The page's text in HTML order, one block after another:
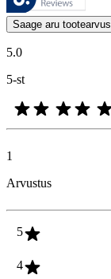
Kliendi arvamused
Saage aru
5.0
5-st
1
Arvustus
5
4